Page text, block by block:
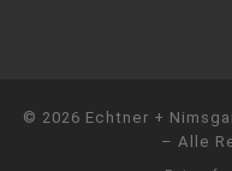
© 2026 Echtner +
– Alle